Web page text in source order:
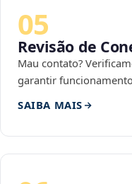
05
Revisão de
Mau contato?
garantir
SAIBA MAIS